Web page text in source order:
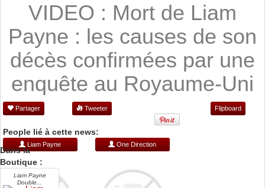
VIDEO : Mort de Liam
Payne : les causes de son
décès confirmées par une
enquête au Royaume-Uni
Partager Tweeter Flipboard
People lié à cette news:
Liam Payne One Direction
Dans la
Boutique :
Liam Payne
Double...